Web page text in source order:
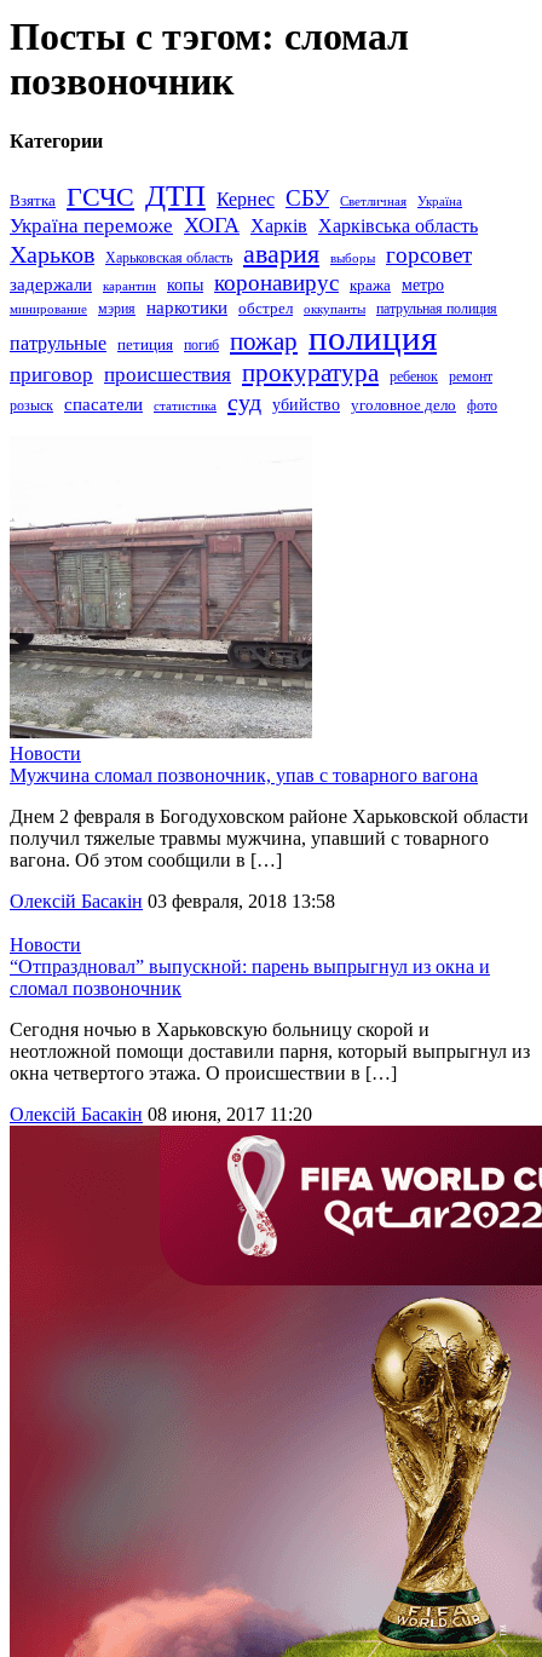
Посты с тэгом: сломал
позвоночник
Категории
Взятка ГСЧС ДТП Кернес СБУ Светличная Україна
Україна переможе ХОГА Харків Харківська область
Харьков Харьковская область авария выборы горсовет
задержали карантин копы коронавирус кража метро
минирование мэрия наркотики обстрел оккупанты патрульная полиция
патрульные петиция погиб пожар полиция
приговор происшествия прокуратура ребенок
ремонт
розыск
спасатели статистика суд убийство уголовное дело фото
Новости
Мужчина сломал позвоночник, упав с товарного вагона
Днем 2 февраля в Богодуховском районе Харьковской области
получил тяжелые травмы мужчина, упавший с товарного
вагона. Об этом сообщили в […]
Олексій Басакін 03 февраля, 2018 13:58
Новости
“Отпраздновал” выпускной: парень выпрыгнул из окна и
сломал позвоночник
Сегодня ночью в Харьковскую больницу скорой и
неотложной помощи доставили парня, который выпрыгнул из
окна четвертого этажа. О происшествии в […]
Олексій Басакін 08 июня, 2017 11:20